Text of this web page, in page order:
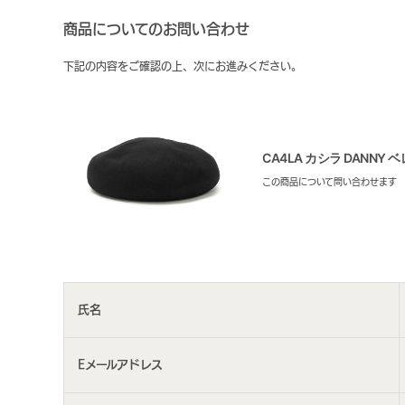
商品についてのお問い合わせ
下記の内容をご確認の上、次にお進みください。
CA4LA カシラ DANNY
この商品について問い合わせます
氏名
Eメールアドレス